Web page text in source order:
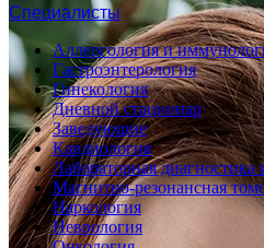
Специалисты
Аллергология и
Гастроэнтерология
Гинекология
Дневной стационар
Заведующие
Кардиология
Лабораторная диагностика
Магнитно-резонансная
Наркология
Неврология